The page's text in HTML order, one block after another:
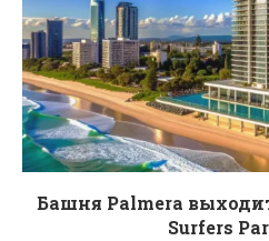
Башня Palmera
Surfers